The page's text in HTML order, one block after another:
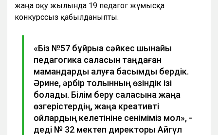
жаңа оқу жылында 19 педагог жұмысқа
конкурссыз қабылданыпты.
«Біз №57 бұйрыққа сәйкес шынайы
педагогика саласын таңдаған
мамандарды алуға басымдық бердік.
Әрине, әрбір толқынның өзіндік ізі
болады. Білім беру саласына жаңа
өзгерістердің, жаңа креативті
ойлардың келетініне сеніміміз мол», -
деді № 32 мектеп директоры Айгүл